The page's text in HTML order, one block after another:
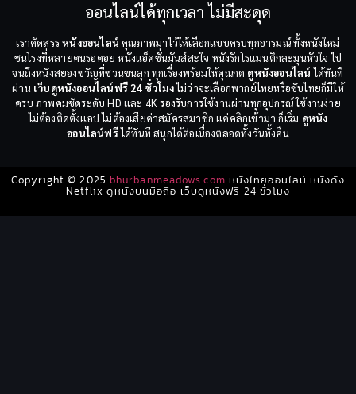
ออนไลน์ได้ทุกเวลา ไม่มีสะดุด
เราคัดสรรหนังออนไลน์ คุณภาพมาไว้ให้เลือกแบบครบทุกอารมณ์ ทั้งหนังใหม่
ชนโรงที่หลายคนรอคอย หนังแอ็คชั่นมันส์สะใจ หนังรักโรแมนติกละมุนหัวใจ ไป
จนถึงหนังสยองขวัญที่ชวนขนลุก ทุกเรื่องพร้อมให้คุณกด ดูหนังออนไลน์ ได้ทันที
ผ่าน เว็บดูหนังออนไลน์ฟรี 24 ชั่วโมงไม่ว่าจะเลือกพากย์ไทยหรือซับไทยก็มีให้
ครบ ภาพคมชัดระดับ HD และ 4K รองรับการใช้งานผ่านทุกอุปกรณ์ ใช้งานง่าย
ไม่ต้องติดตั้งแอป ไม่ต้องเสียค่าสมัครสมาชิก แค่คลิกเข้ามา ก็เริ่ม ดูหนัง
ออนไลน์ฟรีได้ทันที สนุกได้ต่อเนื่องตลอดทั้งวันทั้งคืน
Copyright © 2025 bhurbanmeadows.com หนังไทยออนไลน์ หนังดัง
Netflix ดูหนังบนมือถือ เว็บดูหนังฟรี 24 ชั่วโมง